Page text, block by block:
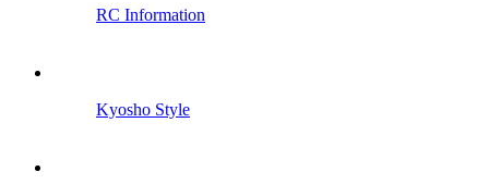
RC Information
Kyosho Style